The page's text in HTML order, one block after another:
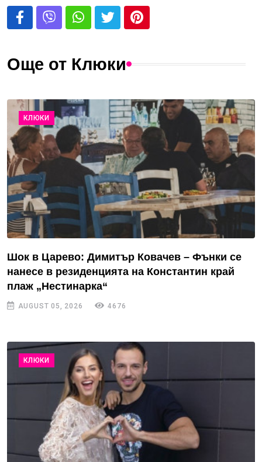
Още от Клюки
КЛЮКИ
Шок в Царево: Димитър Ковачев – Фънки се
нанесе в резиденцията на Константин край
плаж „Нестинарка“
AUGUST 05, 2026 4676
КЛЮКИ